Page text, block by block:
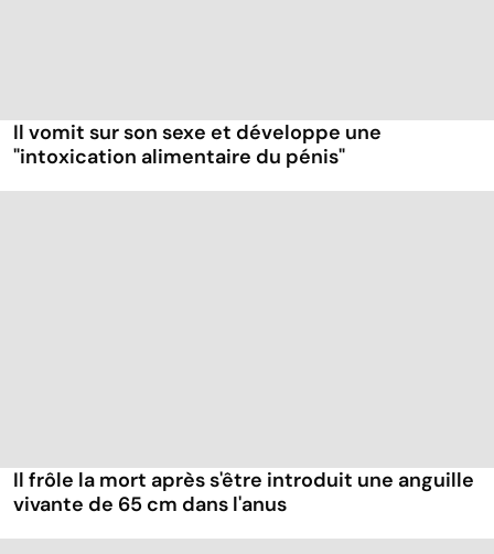
Il vomit sur son sexe et développe une
"intoxication alimentaire du pénis"
Il frôle la mort après s'être introduit une anguille
vivante de 65 cm dans l'anus